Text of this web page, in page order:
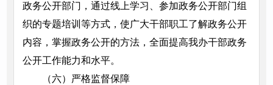
政务公开部门，通过线上学习、参加政务公开部门组
织的专题培训等方式，使广大干部职工了解政务公开
内容，掌握政务公开的方法，全面提高我办干部政务
公开工作能力和水平。
（六）严格监督保障